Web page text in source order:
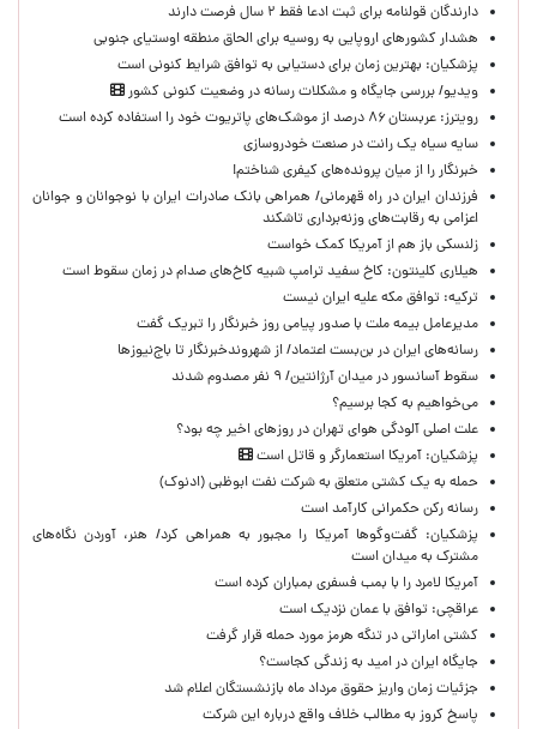
دارندگان قولنامه برای ثبت ادعا فقط ۲ سال فرصت دارند
هشدار کشورهای اروپایی به روسیه برای الحاق منطقه اوستیای جنوبی
پزشکیان‌: بهترین زمان برای دستیابی به توافق شرایط کنونی است
ویدیو/ بررسی جایگاه و مشکلات رسانه در وضعیت کنونی کشور
رویترز: عربستان ۸۶ درصد از موشک‌های پاتریوت خود را استفاده کرده است
سایه سیاه یک رانت در صنعت خودروسازی
خبرنگار را از میان پرونده‌های کیفری شناختم!
​فرزندان ایران در راه قهرمانی/ همراهی بانک صادرات ایران با نوجوانان و جوانان
اعزامی به رقابت‌های وزنه‌برداری تاشکند
زلنسکی باز هم از آمریکا کمک خواست
هیلاری کلینتون: کاخ سفید ترامپ شبیه کاخ‌های صدام در زمان سقوط است
ترکیه: توافق مکه علیه ایران نیست
مدیرعامل بیمه ملت با صدور پیامی روز خبرنگار را تبریک گفت
رسانه‌های ایران در بن‌بست اعتماد/ از شهروندخبرنگار تا باج‌نیوزها
سقوط آسانسور در میدان آرژانتین/ ۹ نفر مصدوم شدند
می‌خواهیم به کجا برسیم؟
علت اصلی آلودگی هوای تهران در روزهای اخیر چه بود؟
پزشکیان: آمریکا استعمارگر و قاتل است
حمله به یک کشتی متعلق به شرکت نفت ابوظبی (ادنوک)
رسانه رکن حکمرانی کارآمد است
پزشکیان: گفت‌وگوها آمریکا را مجبور به همراهی کرد/ هنر، آوردن نگاه‌های
مشترک به میدان است
آمریکا لامرد را با بمب فسفری بمباران کرده است
عراقچی: توافق با عمان نزدیک است
کشتی اماراتی در تنگه هرمز مورد حمله قرار گرفت
جایگاه ایران در امید به زندگی کجاست؟
جزئیات زمان واریز حقوق مرداد ماه بازنشستگان اعلام شد
پاسخ کروز به مطالب خلاف واقع درباره این شرکت